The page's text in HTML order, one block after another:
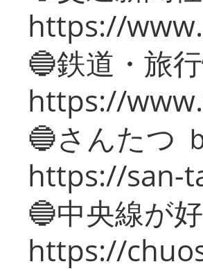
https://
🔵鉄道・旅
https://
🔵さんたつ
https://san-
🔵中央線が
https://